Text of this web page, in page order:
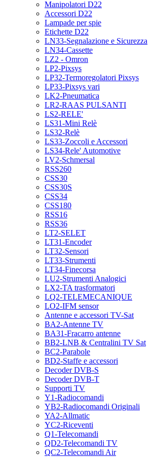
Manipolatori D22
Accessori D22
Lampade per spie
Etichette D22
LN33-Segnalazione e Sicurezza
LN34-Cassette
LZ2 - Omron
LP2-Pixsys
LP32-Termoregolatori Pixsys
LP33-Pixsys vari
LK2-Pneumatica
LR2-RAAS PULSANTI
LS2-RELE'
LS31-Mini Relè
LS32-Relè
LS33-Zoccoli e Accessori
LS34-Rele' Automotive
LV2-Schmersal
RSS260
CSS30
CSS30S
CSS34
CSS180
RSS16
RSS36
LT2-SELET
LT31-Encoder
LT32-Sensori
LT33-Strumenti
LT34-Finecorsa
LU2-Strumenti Analogici
LX2-TA trasformatori
LQ2-TELEMECANIQUE
LO2-IFM sensor
Antenne e accessori TV-Sat
BA2-Antenne TV
BA31-Fracarro antenne
BB2-LNB & Centralini TV Sat
BC2-Parabole
BD2-Staffe e accessori
Decoder DVB-S
Decoder DVB-T
Supporti TV
Y1-Radiocomandi
YB2-Radiocomandi Originali
YA2-Allmatic
YC2-Riceventi
Q1-Telecomandi
QD2-Telecomandi TV
QC2-Telecomandi Air